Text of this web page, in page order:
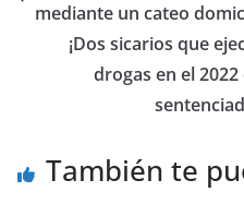
mediante un cateo
¡Dos sicarios que
drogas en el
También te